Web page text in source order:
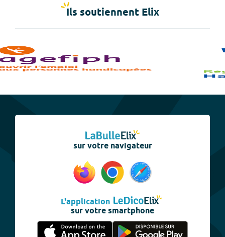
Ils soutiennent Elix
sur votre navigateur
L'application
sur votre smartphone